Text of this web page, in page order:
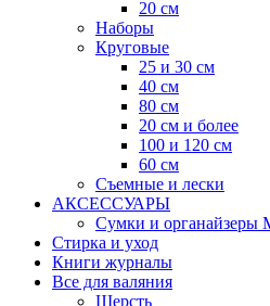
20 см
Наборы
Круговые
25 и 30 см
40 см
80 см
20 см и более
100 и 120 см
60 см
Съемные и лески
АКСЕССУАРЫ
Сумки и органайзеры
Стирка и уход
Книги журналы
Все для валяния
Шерсть